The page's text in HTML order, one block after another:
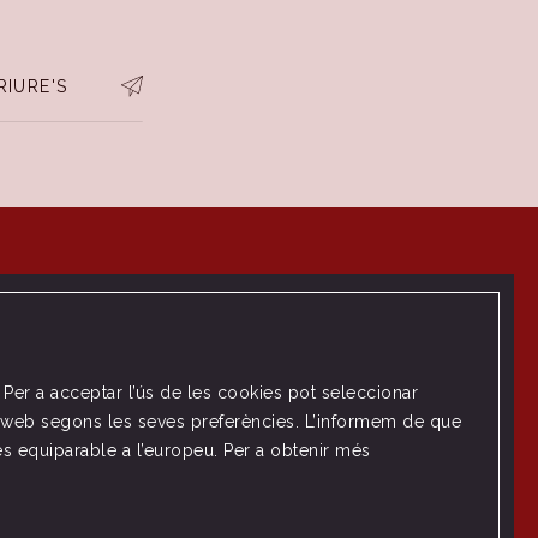
a acceptar l’ús de les cookies pot seleccionar
segons les seves preferències. L’informem de que
a l’europeu. Per a obtenir més